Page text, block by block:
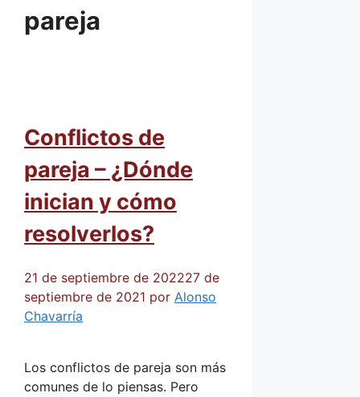
pareja
Conflictos de
pareja – ¿Dónde
inician y cómo
resolverlos?
21 de septiembre de 202227 de
septiembre de 2021 por Alonso
Chavarría
Los conflictos de pareja son más
comunes de lo piensas. Pero